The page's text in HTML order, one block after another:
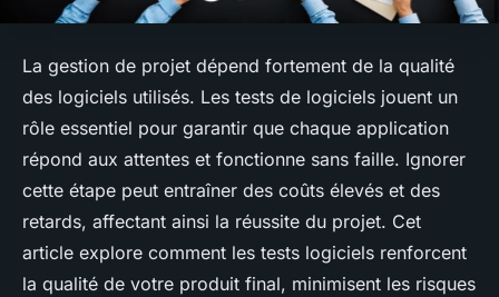
La gestion de projet dépend fortement de la qualité
des logiciels utilisés. Les tests de logiciels jouent un
rôle essentiel pour garantir que chaque application
répond aux attentes et fonctionne sans faille. Ignorer
cette étape peut entraîner des coûts élevés et des
retards, affectant ainsi la réussite du projet. Cet
article explore comment les tests logiciels renforcent
la qualité de votre produit final, minimisent les risques